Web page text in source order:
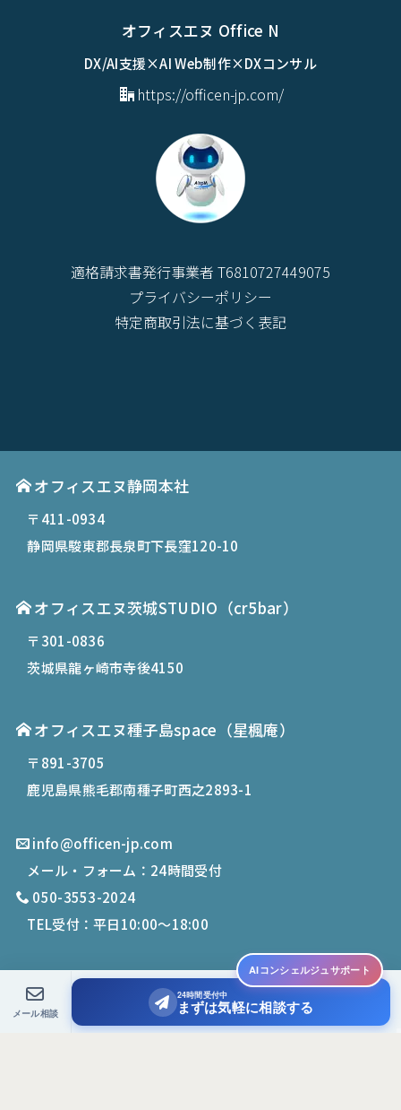
オフィスエヌ Office N
DX/AI支援×AI Web制作×DXコンサル
https://officen-jp.com/
適格請求書発行事業者 T6810727449075
プライバシーポリシー
特定商取引法に基づく表記
オフィスエヌ静岡本社
〒411-0934
静岡県駿東郡長泉町下長窪120-10
オフィスエヌ茨城STUDIO（cr5bar）
〒301-0836
茨城県龍ヶ崎市寺後4150
オフィスエヌ種子島space （星楓庵）
〒891-3705
鹿児島県熊毛郡南種子町西之2893-1
info@officen-jp.com
メール・フォーム：24時間受付
050-3553-2024
TEL受付：平日10:00〜18:00
2026Office N. All Rights Reserved.
AIコンシェルジュサポート
メール相談
24時間受付中
まずは気軽に相談する